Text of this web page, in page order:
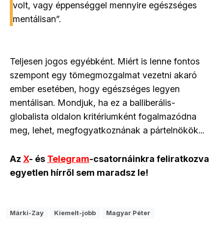
volt, vagy éppenséggel mennyire egészséges
mentálisan”.
Teljesen jogos egyébként. Miért is lenne fontos
szempont egy tömegmozgalmat vezetni akaró
ember esetében, hogy egészséges legyen
mentálisan. Mondjuk, ha ez a balliberális-
globalista oldalon kritériumként fogalmazódna
meg, lehet, megfogyatkoznának a pártelnökök...
Az X- és Telegram-csatornáinkra feliratkozva
egyetlen hírről sem maradsz le!
Márki-Zay Kiemelt-jobb Magyar Péter